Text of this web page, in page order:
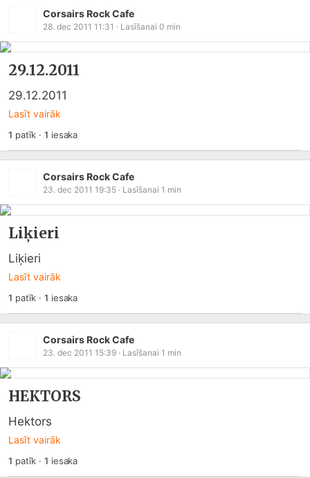
Corsairs Rock Cafe
28. dec 2011 11:31 · Lasīšanai 0 min
29.12.2011
29.12.2011
Lasīt vairāk
1 patīk ·1 iesaka
Corsairs Rock Cafe
23. dec 2011 19:35 · Lasīšanai 1 min
Liķieri
Liķieri
Lasīt vairāk
1 patīk ·1 iesaka
Corsairs Rock Cafe
23. dec 2011 15:39 · Lasīšanai 1 min
HEKTORS
Hektors
Lasīt vairāk
1 patīk ·1 iesaka